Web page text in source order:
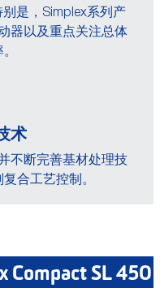
是，Simplex系列产
器以及重点关注总体
术
不断完善基材处理技
合工艺控制。
Compact SL 450